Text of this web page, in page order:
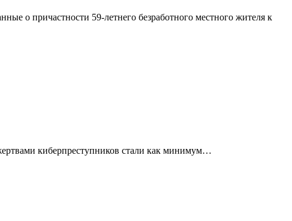
о причастности 59-летнего безработного местного жителя к
киберпреступников стали как минимум…